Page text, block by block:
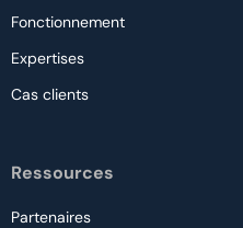
Fonctionnement
Expertises
Cas clients
Ressources
Partenaires